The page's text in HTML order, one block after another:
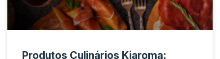
Produtos Culinários Kiaroma: